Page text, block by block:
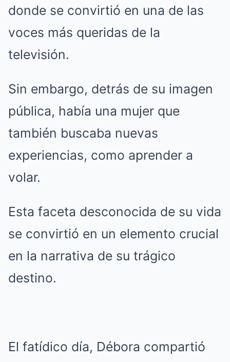
donde se convirtió en una de las
voces más queridas de la
televisión.
Sin embargo, detrás de su imagen
pública, había una mujer que
también buscaba nuevas
experiencias, como aprender a
volar.
Esta faceta desconocida de su vida
se convirtió en un elemento crucial
en la narrativa de su trágico
destino.
El fatídico día, Débora compartió